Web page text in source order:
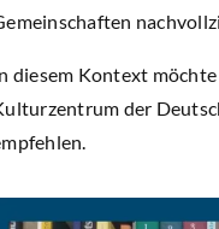
diesem Kontext
der